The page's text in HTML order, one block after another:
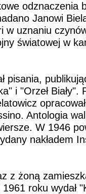
odznaczenia
Janowi
uznaniu
światowej w
pisania,
i "Orzeł Biały".
Antologia
W 1946
nakładem
z żoną
roku wydał